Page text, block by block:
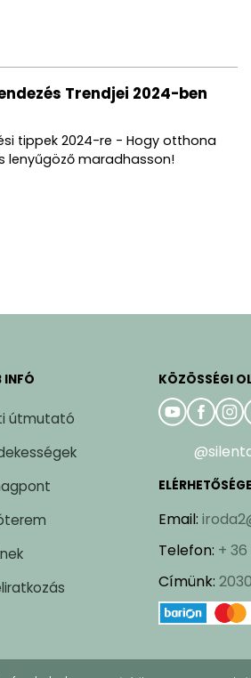
Trendjei 2024-ben
tippek 2024-re - Hogy otthona
lenyűgöző maradhasson!
INFÓ
útmutató
KÖZÖSSÉGI
Email:
Telefon: +
Címünk: